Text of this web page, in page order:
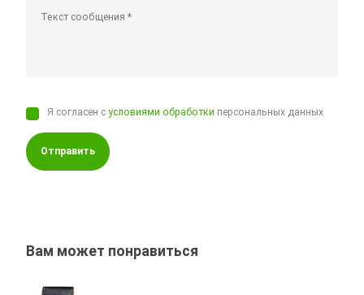
Я согласен сусловиями обработки персональных данных
Отправить
Вам может понравиться